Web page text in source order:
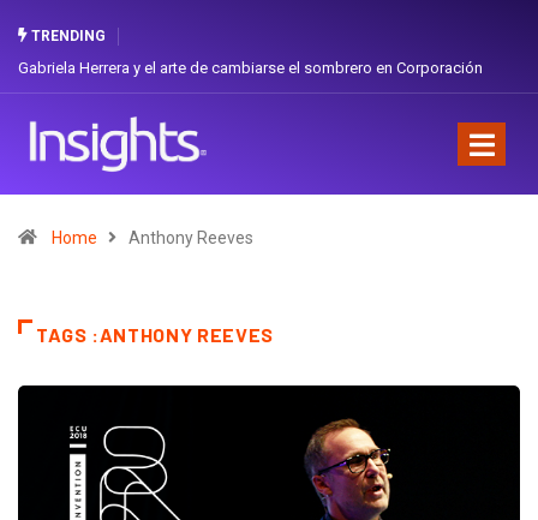
TRENDING
Gabriela Herrera y el arte de cambiarse el sombrero en Corporación
Home Anthony Reeves
TAGS :ANTHONY REEVES